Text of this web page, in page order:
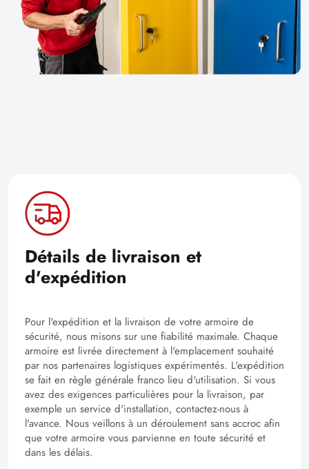
Détails de livraison et
d'expédition
Pour l'expédition et la livraison de votre armoire de
sécurité, nous misons sur une fiabilité maximale. Chaque
armoire est livrée directement à l'emplacement souhaité
par nos partenaires logistiques expérimentés. L'expédition
se fait en règle générale franco lieu d'utilisation. Si vous
avez des exigences particulières pour la livraison, par
exemple un service d'installation, contactez-nous à
l'avance. Nous veillons à un déroulement sans accroc afin
que votre armoire vous parvienne en toute sécurité et
dans les délais.